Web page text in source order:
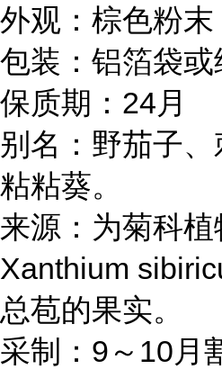
外观：棕色粉末
包装：铝箔袋或
保质期：24月
别名：野茄子、
粘粘葵。
来源：为菊科植
Xanthium
总苞的果实。
采制：9～10月